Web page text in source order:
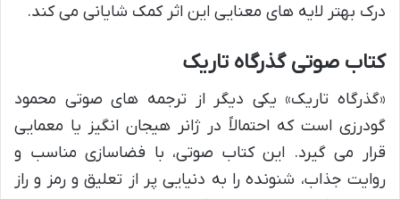
درک بهتر لایه های معنایی این اثر کمک شایانی می کند.
کتاب صوتی گذرگاه تاریک
«گذرگاه تاریک» یکی دیگر از ترجمه های صوتی محمود
گودرزی است که احتمالاً در ژانر هیجان انگیز یا معمایی
قرار می گیرد. این کتاب صوتی، با فضاسازی مناسب و
روایت جذاب، شنونده را به دنیایی پر از تعلیق و رمز و راز